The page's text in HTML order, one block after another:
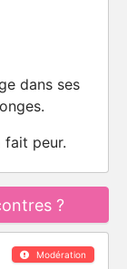
dans ses
fait peur.
?
Modération